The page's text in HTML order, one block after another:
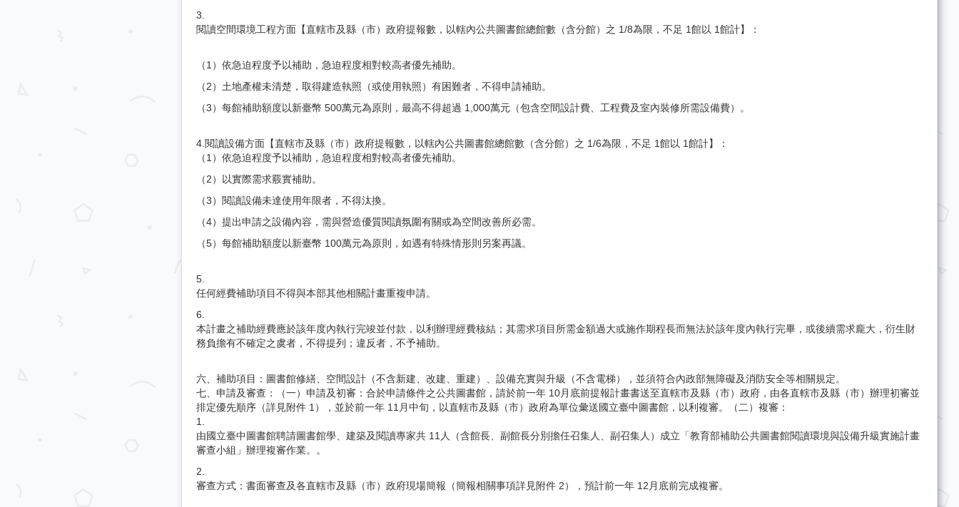
3.
閱讀空間環境工程方面【直轄市及縣（市）政府提報數，以轄內公共圖書館總館數（含分館）之 1/8為限，不足 1館以 1館計】：
（1）依急迫程度予以補助，急迫程度相對較高者優先補助。
（2）土地產權未清楚，取得建造執照（或使用執照）有困難者，不得申請補助。
（3）每館補助額度以新臺幣 500萬元為原則，最高不得超過 1,000萬元（包含空間設計費、工程費及室內裝修所需設備費）。
4.閱讀設備方面【直轄市及縣（市）政府提報數，以轄內公共圖書館總館數（含分館）之 1/6為限，不足 1館以 1館計】：
（1）依急迫程度予以補助，急迫程度相對較高者優先補助。
（2）以實際需求覈實補助。
（3）閱讀設備未達使用年限者，不得汰換。
（4）提出申請之設備內容，需與營造優質閱讀氛圍有關或為空間改善所必需。
（5）每館補助額度以新臺幣 100萬元為原則，如遇有特殊情形則另案再議。
5.
任何經費補助項目不得與本部其他相關計畫重複申請。
6.
本計畫之補助經費應於該年度內執行完竣並付款，以利辦理經費核結；其需求項目所需金額過大或施作期程長而無法於該年度內執行完畢，或後續需求龐大，衍生財
務負擔有不確定之虞者，不得提列；違反者，不予補助。
六、補助項目：圖書館修繕、空間設計（不含新建、改建、重建）、設備充實與升級（不含電梯），並須符合內政部無障礙及消防安全等相關規定。
七、申請及審查：（一）申請及初審：合於申請條件之公共圖書館，請於前一年 10月底前提報計畫書送至直轄市及縣（市）政府，由各直轄市及縣（市）辦理初審並
排定優先順序（詳見附件 1），並於前一年 11月中旬，以直轄市及縣（市）政府為單位彙送國立臺中圖書館，以利複審。（二）複審：
1.
由國立臺中圖書館聘請圖書館學、建築及閱讀專家共 11人（含館長、副館長分別擔任召集人、副召集人）成立「教育部補助公共圖書館閱讀環境與設備升級實施計畫
審查小組」辦理複審作業。。
2.
審查方式：書面審查及各直轄市及縣（市）政府現場簡報（簡報相關事項詳見附件 2），預計前一年 12月底前完成複審。